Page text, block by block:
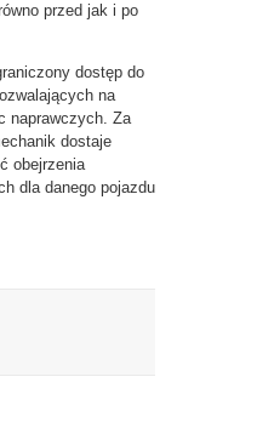
przed jak i po
dostęp do
na
naprawczych. Za
dostaje
obejrzenia
dla danego pojazdu